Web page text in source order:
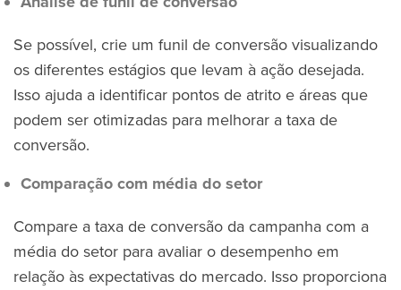
Se possível, crie um funil de conversão visualizando
os diferentes estágios que levam à ação desejada.
Isso ajuda a identificar pontos de atrito e áreas que
podem ser otimizadas para melhorar a taxa de
conversão.
Comparação com média do setor
Compare a taxa de conversão da campanha com a
média do setor para avaliar o desempenho em
relação às expectativas do mercado. Isso proporciona